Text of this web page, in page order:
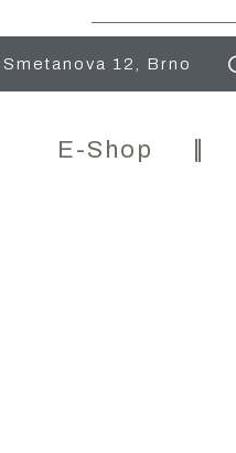
Smetanova 12, Brno
E-Shop